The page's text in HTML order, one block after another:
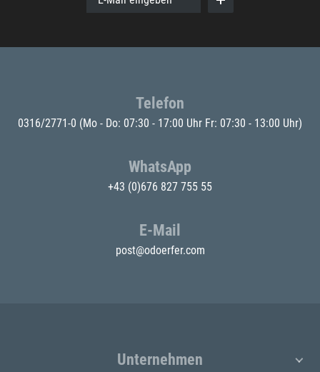
Telefon
0316/2771-0 (Mo - Do: 07:30 - 17:00 Uhr Fr: 07:30 - 13:00 Uhr)
WhatsApp
+43 (0)676 827 755 55
E-Mail
post@odoerfer.com
Unternehmen